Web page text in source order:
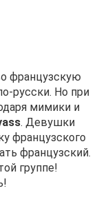
французскую
русски. Но при
мимики и
. Девушки
французского
французский.
группе!